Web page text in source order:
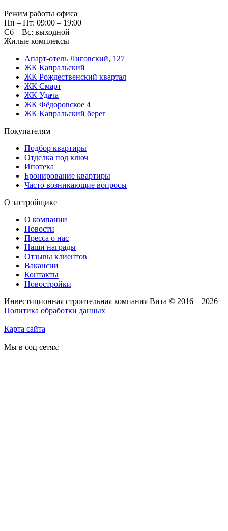
Режим работы офиса
Пн – Пт: 09:00 – 19:00
Сб – Вс: выходной
Жилые комплексы
Апарт-отель Лиговский, 127
ЖК Капральский
ЖК Рождественский квартал
ЖК Смарт
ЖК Удача
ЖК Фёдоровское 4
ЖК Капральский берег
Покупателям
Подбор квартиры
Отделка под ключ
Ипотека
Бронирование квартиры
Часто возникающие вопросы
О застройщике
О компании
Новости
Пресса о нас
Наши награды
Отзывы клиентов
Вакансии
Контакты
Новостройки
Инвестиционная строительная компания Вита © 2016 – 2026
Политика обработки данных
|
Карта сайта
|
Мы в соц сетях: